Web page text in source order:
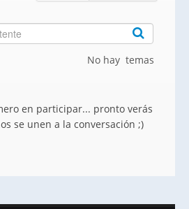
No hay temas
en participar... pronto verás
se unen a la conversación ;)